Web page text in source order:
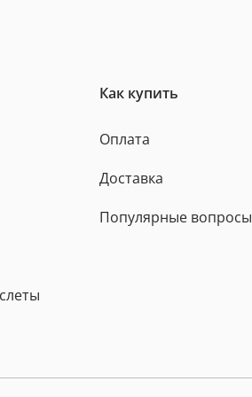
Как купить
Оплата
Доставка
Популярные вопросы